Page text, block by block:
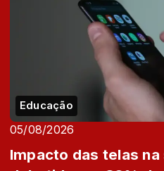
Educação
05/08/2026
Impacto das telas